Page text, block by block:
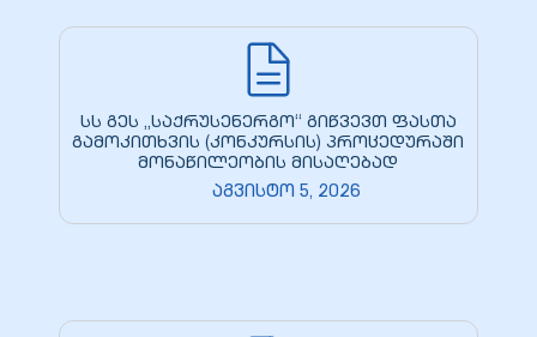
სს გეს „საქრუსენერგო“ გიწვევთ ფასთა
გამოკითხვის (კონკურსის) პროცედურაში
მონაწილეობის მისაღებად
აგვისტო 5, 2026